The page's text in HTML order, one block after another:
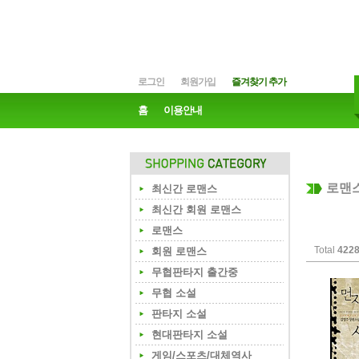
로그인 회원가입 즐겨찾기 추가
홈 이용안내
최신간 로맨스
최신간 회원 로맨스
로맨스
회원 로맨스
무협판타지 출간중
무협 소설
판타지 소설
현대판타지 소설
게임/스포츠/대체역사
로맨
Total 4228